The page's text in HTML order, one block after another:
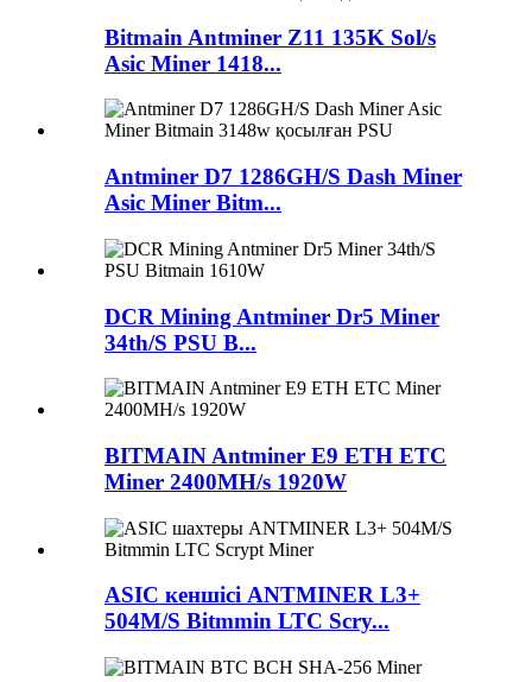
Bitmain Antminer Z11 135K Sol/s
Asic Miner 1418...
Antminer D7 1286GH/S Dash Miner
Asic Miner Bitm...
DCR Mining Antminer Dr5 Miner
34th/S PSU B...
BITMAIN Antminer E9 ETH ETC
Miner 2400MH/s 1920W
ASIC кеншісі ANTMINER L3+
504M/S Bitmmin LTC Scry...